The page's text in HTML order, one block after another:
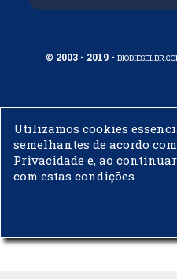
© 2003 - 2019 -
Utilizamos cookies
semelhantes de acordo
Privacidade e, ao
com estas condições.